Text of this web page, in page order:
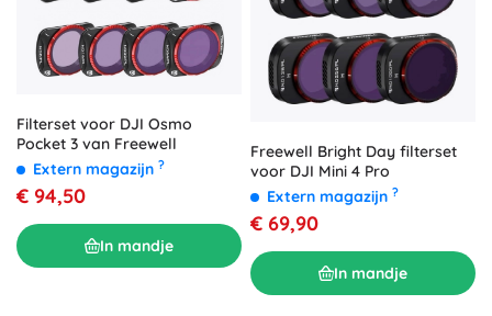
Filterset voor DJI Osmo
Pocket 3 van Freewell
Extern magazijn ?
€ 94,50
In mandje
Freewell Bright Day filterset
voor DJI Mini 4 Pro
Extern magazijn ?
€ 69,90
In mandje